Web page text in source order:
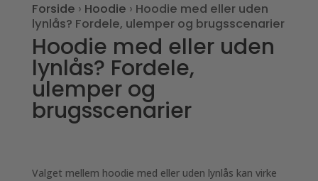
Forside › Hoodie › Hoodie med eller uden
lynlås? Fordele, ulemper og brugsscenarier
Hoodie med eller uden
lynlås? Fordele,
ulemper og
brugsscenarier
Valget mellem hoodie med eller uden lynlås kan virke